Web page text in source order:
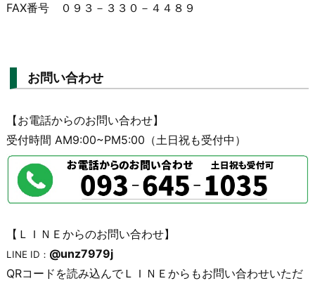
FAX番号 ０９３－３３０－４４８９
お問い合わせ
【お電話からのお問い合わせ】
受付時間 AM9:00~PM5:00（土日祝も受付中）
【ＬＩＮＥからのお問い合わせ】
LINE ID： @unz7979j
QRコードを読み込んでＬＩＮＥからもお問い合わせいただ